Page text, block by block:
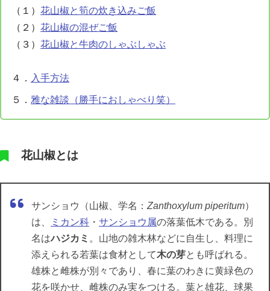
（１）花山椒と筍の炊き込みご飯
（２）花山椒の混ぜご飯
（３）花山椒と牛肉のしゃぶしゃぶ
４． 入手方法
５． 雅な雑談（勝手におしゃべり笑）
花山椒とは
サンショウ（山椒、学名：Zanthoxylum piperitum）
は、
ミカン科 ・ サンショウ属の落葉低木である。別
名はハジカミ 。山地の雑木林などに自生し、料理に
添えられる若葉は食材として木の芽とも呼ばれる。
雄株と雌株が別々であり、春に葉のわきに黄緑色の
花を咲かせ、雌株のみ実をつける。葉と雄花、球果